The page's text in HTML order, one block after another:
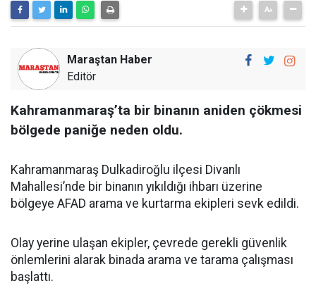
Maraştan Haber
Editör
Kahramanmaraş’ta bir binanın aniden çökmesi
bölgede paniğe neden oldu.
Kahramanmaraş Dulkadiroğlu ilçesi Divanlı
Mahallesi’nde bir binanın yıkıldığı ihbarı üzerine
bölgeye AFAD arama ve kurtarma ekipleri sevk edildi.
Olay yerine ulaşan ekipler, çevrede gerekli güvenlik
önlemlerini alarak binada arama ve tarama çalışması
başlattı.